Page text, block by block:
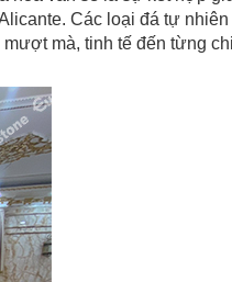
Các loại đá tự
mà, tinh tế đến từng